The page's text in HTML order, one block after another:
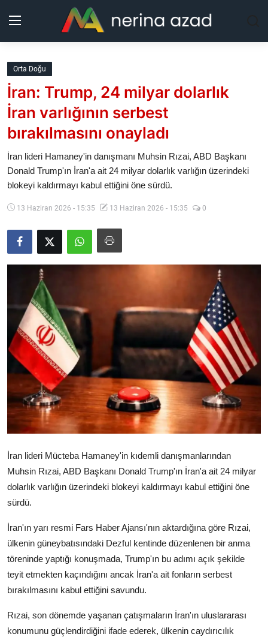
Kurdistan
Bölgeler
Yaşam
Güncel
Analiz
Galeri
Yazarlar
Arşiv
İletişim
Türkçe Kurdi
Orta Doğu
İran: Trump, 24 milyar dolarlık
İran varlığının serbest
bırakılmasını onayladı
İran lideri Hamaney'in danışmanı Muhsin Rızai, ABD Başkanı
Donald Trump'ın İran'a ait 24 milyar dolarlık varlığın üzerindeki
blokeyi kaldırmayı kabul ettiğini öne sürdü.
13 Haziran 2026 - 15:35 13 Haziran 2026 - 15:35 0
İran lideri Mücteba Hamaney'in kıdemli danışmanlarından
Muhsin Rızai, ABD Başkanı Donald Trump'ın İran'a ait 24 milyar
dolarlık varlığın üzerindeki blokeyi kaldırmayı kabul ettiğini öne
sürdü.
İran'ın yarı resmi Fars Haber Ajansı'nın aktardığına göre Rızai,
ülkenin güneybatısındaki Dezful kentinde düzenlenen bir anma
töreninde yaptığı konuşmada, Trump'ın bu adımı açık şekilde
teyit etmekten kaçındığını ancak İran'a ait fonların serbest
bırakılmasını kabul ettiğini savundu.
Rızai, son dönemde yaşanan çatışmaların İran'ın uluslararası
konumunu güçlendirdiğini ifade ederek, ülkenin caydırıcılık